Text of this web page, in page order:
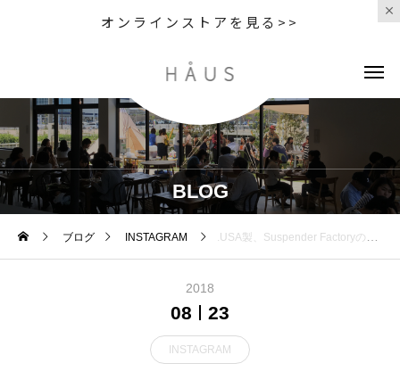
オンラインストアを見る>>
BLOG
ブログ INSTAGRAM .USA製、Suspender Factoryのロングガチャベルトが入荷しております1970年の創業以来、サスペンダーとベルトの専用のファクトリーブランドとして世界に名を広めました。ジャストで切って使うのは勿論、切らずに腰元から垂らしてもアクセントとして活躍します。質実剛健なアメリカ製、ぜひお試しください◎.#madeinusa #supenderfactory#サスペンダーファクトリー#belt#ガチャベルト#haus #haus_matsue #hausmatsue #松江カフェ #島根カフェ #松江 #島根 #山陰
2018
08 23
INSTAGRAM